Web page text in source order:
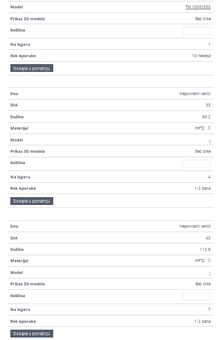
Model TM 1000/350
Prikaz 3D modela Bez slike
Količina
Na lageru 1
Rok isporuke 10 nedelja
Dodajte u potražnju
Deo Nepovratni ventil
DIA 35
Dužina 98,2
Materijal HPT2
Model -
Prikaz 3D modela Bez slike
Količina
Na lageru 4
Rok isporuke 1-2 dana
Dodajte u potražnju
Deo Nepovratni ventil
DIA 40
Dužina 112,6
Materijal HPT2
Model -
Prikaz 3D modela Bez slike
Količina
Na lageru 7
Rok isporuke 1-2 dana
Dodajte u potražnju